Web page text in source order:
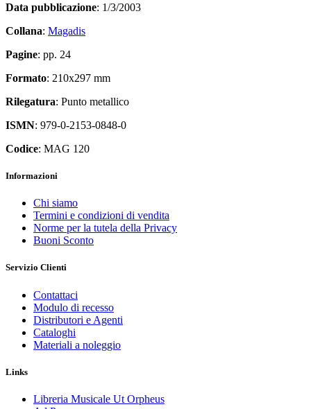
Data pubblicazione: 1/3/2003
Collana: Magadis
Pagine: pp. 24
Formato: 210x297 mm
Rilegatura: Punto metallico
ISMN: 979-0-2153-0848-0
Codice: MAG 120
Informazioni
Chi siamo
Termini e condizioni di vendita
Norme per la tutela della Privacy
Buoni Sconto
Servizio Clienti
Contattaci
Modulo di recesso
Distributori e Agenti
Cataloghi
Materiali a noleggio
Links
Libreria Musicale Ut Orpheus